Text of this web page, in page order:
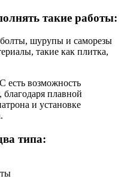
такие работы:
болты, шурупы и саморезы
такие как плитка,
возможность
плавной
и установке
типа: